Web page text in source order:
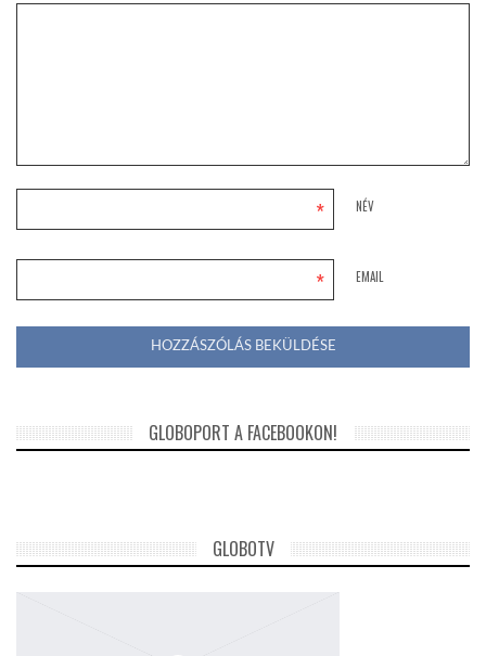
NÉV
*
EMAIL
*
GLOBOPORT A FACEBOOKON!
GLOBOTV